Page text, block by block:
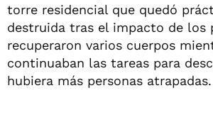
torre residencial que quedó
destruida tras el impacto de los
recuperaron varios cuerpos
continuaban las tareas para
hubiera más personas atrapadas.